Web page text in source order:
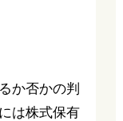
か否かの判
は株式保有